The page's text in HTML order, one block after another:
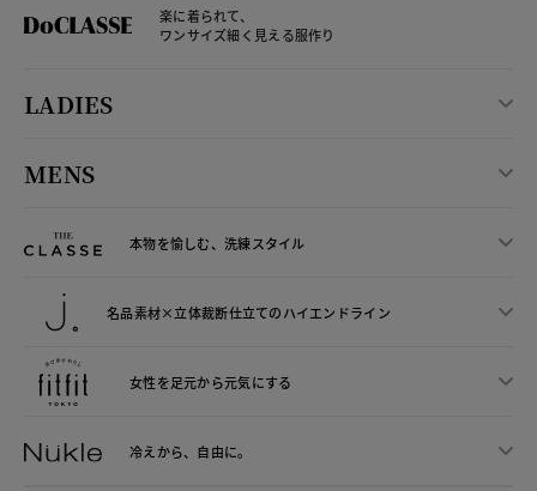
楽に着られて、
ワンサイズ細く見える服作り
LADIES
MENS
本物を愉しむ、洗練スタイル
名品素材×立体裁断仕立てのハイエンドライン
女性を足元から元気にする
冷えから、 自由に。